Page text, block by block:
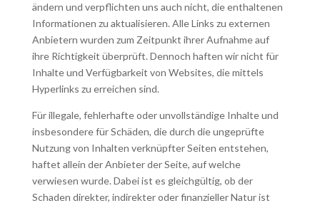
ändern und verpflichten uns auch nicht, die enthaltenen
Informationen zu aktualisieren. Alle Links zu externen
Anbietern wurden zum Zeitpunkt ihrer Aufnahme auf
ihre Richtigkeit überprüft. Dennoch haften wir nicht für
Inhalte und Verfügbarkeit von Websites, die mittels
Hyperlinks zu erreichen sind.
Für illegale, fehlerhafte oder unvollständige Inhalte und
insbesondere für Schäden, die durch die ungeprüfte
Nutzung von Inhalten verknüpfter Seiten entstehen,
haftet allein der Anbieter der Seite, auf welche
verwiesen wurde. Dabei ist es gleichgültig, ob der
Schaden direkter, indirekter oder finanzieller Natur ist